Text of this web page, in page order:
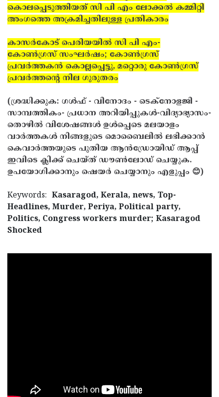
കൊലപ്പെടുത്തിയത് സി പി എം ലോക്കല്‍ കമ്മിറ്റി
അംഗത്തെ അക്രമിച്ചതിലുള്ള പ്രതികാരം
കാസര്‍കോട് പെരിയയില്‍ സി പി എം-
കോണ്‍ഗ്രസ് സംഘര്‍ഷം; കോണ്‍ഗ്രസ്
പ്രവര്‍ത്തകന്‍ കൊല്ലപ്പെട്ടു, മറ്റൊരു കോണ്‍ഗ്രസ്
പ്രവര്‍ത്തന്റെ നില ഗുരുതരം
(ശ്രദ്ധിക്കുക: ഗൾഫ് - വിനോദം - ടെക്നോളജി -
സാമ്പത്തികം- പ്രധാന അറിയിപ്പുകൾ-വിദ്യാഭ്യാസം-
തൊഴിൽ വിശേഷങ്ങൾ ഉൾപ്പെടെ മലയാളം
വാർത്തകൾ നിങ്ങളുടെ മൊബൈലിൽ ലഭിക്കാൻ
കെവാർത്തയുടെ പുതിയ ആൻഡ്രോയിഡ് ആപ്പ്
ഇവിടെ ക്ലിക്ക് ചെയ്ത് ഡൗൺലോഡ് ചെയ്യുക.
ഉപയോഗിക്കാനും ഷെയർ ചെയ്യാനും എളുപ്പം 😊)
Keywords: Kasaragod, Kerala, news, Top-
Headlines, Murder, Periya, Political party,
Politics, Congress workers murder; Kasaragod
Shocked